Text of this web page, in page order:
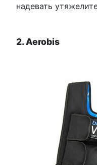
надевать
2. Aerobis